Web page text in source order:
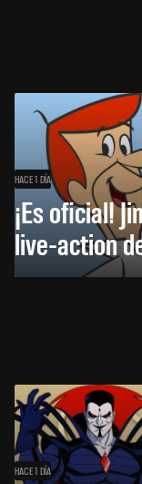
HACE 1 DÍA
¡Es oficial!
live-action
HACE 1 DÍA